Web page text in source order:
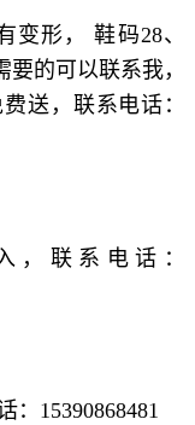
变形， 鞋码28、
的可以联系我，
送，联系电话：
，联系电话：
：15390868481